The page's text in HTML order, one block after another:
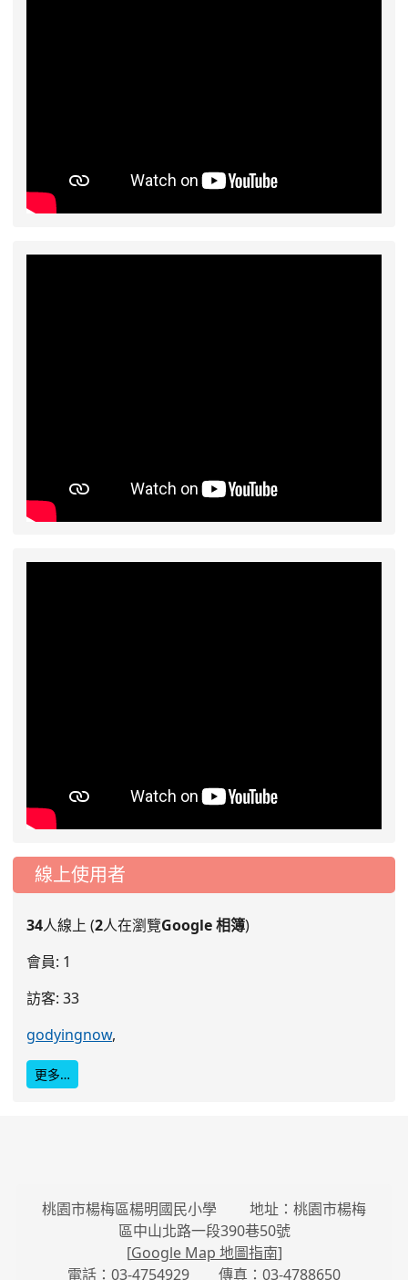
線上使用者
34人線上 (2人在瀏覽Google 相簿)
會員: 1
訪客: 33
godyingnow,
更多…
桃園市楊梅區楊明國民小學 地址：桃園市楊梅
區中山北路一段390巷50號
[Google Map 地圖指南]
電話：03-4754929 傳真：03-4788650